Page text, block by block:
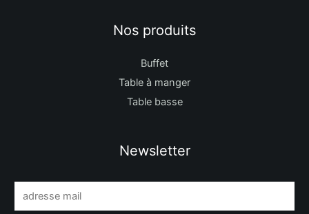
Nos produits
Buffet
Table à manger
Table basse
Newsletter
m